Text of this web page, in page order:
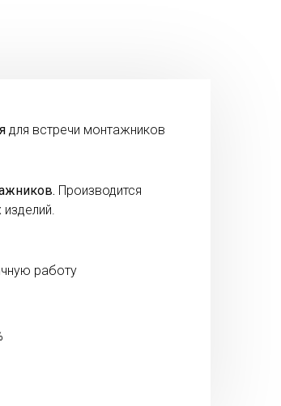
для встречи монтажников
Производится
работу